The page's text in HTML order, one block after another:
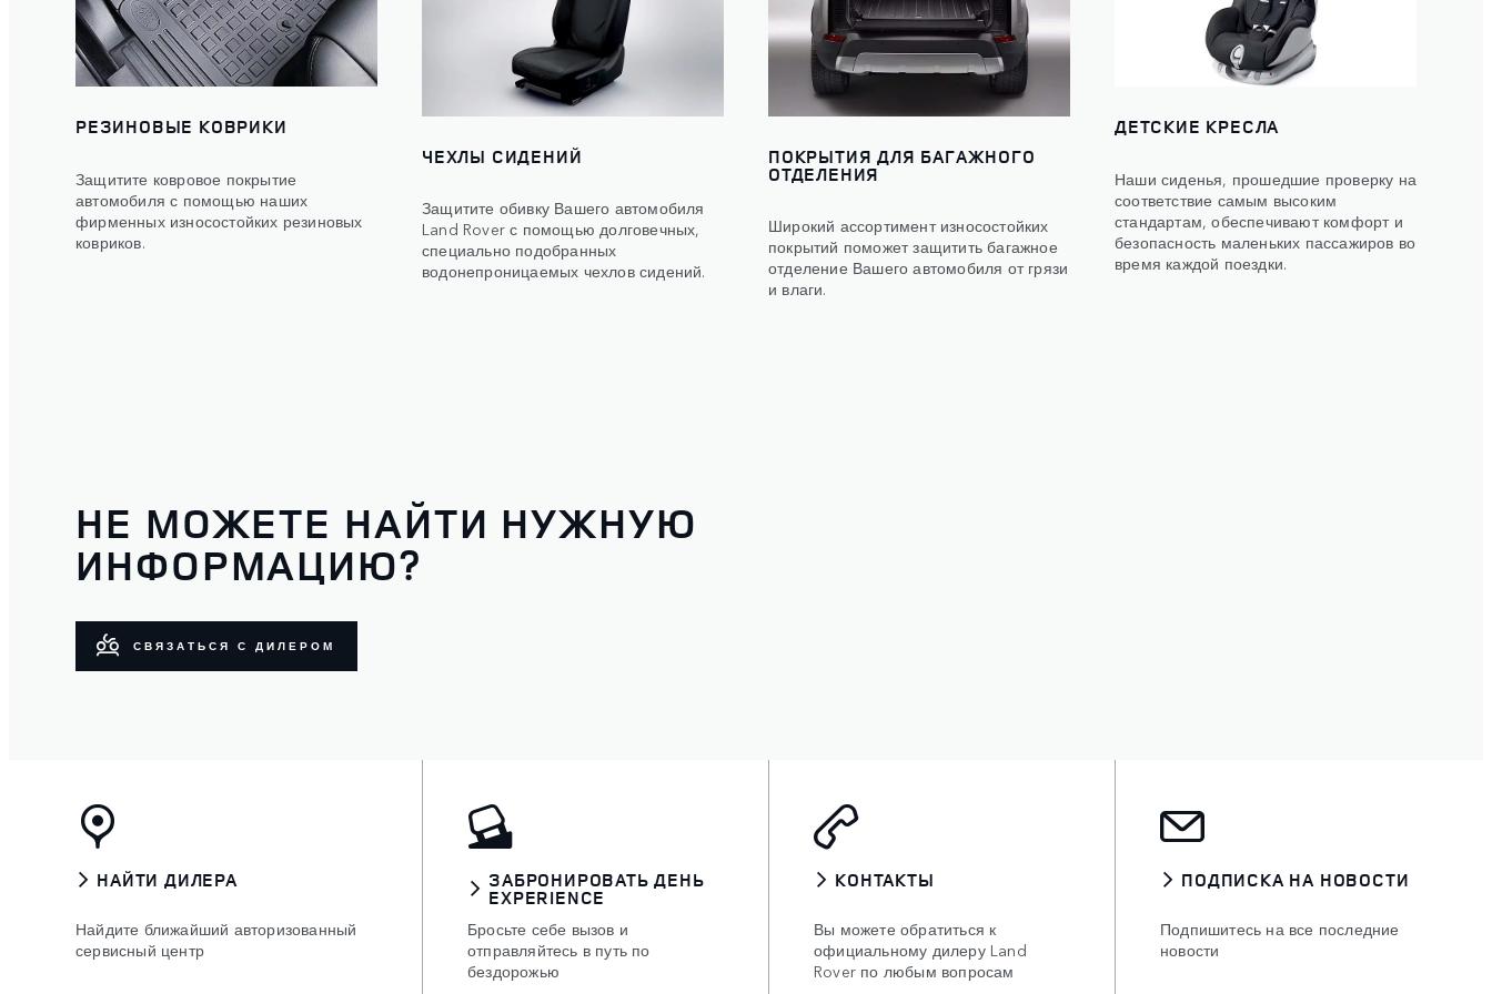
РЕЗИНОВЫЕ КОВРИКИ
Защитите ковровое покрытие
автомобиля с помощью наших
фирменных износостойких резиновых
ковриков.
ЧЕХЛЫ СИДЕНИЙ
Защитите обивку Вашего автомобиля
Land Rover с помощью долговечных,
специально подобранных
водонепроницаемых чехлов сидений.
ПОКРЫТИЯ ДЛЯ БАГАЖНОГО
ОТДЕЛЕНИЯ
Широкий ассортимент износостойких
покрытий поможет защитить багажное
отделение Вашего автомобиля от грязи
и влаги.
ДЕТСКИЕ КРЕСЛА
Наши сиденья, прошедшие проверку на
соответствие самым высоким
стандартам, обеспечивают комфорт и
безопасность маленьких пассажиров во
время каждой поездки.
НЕ МОЖЕТЕ НАЙТИ НУЖНУЮ
ИНФОРМАЦИЮ?
СВЯЗАТЬСЯ С ДИЛЕРОМ
НАЙТИ ДИЛЕРА
Найдите ближайший авторизованный
сервисный центр
ЗАБРОНИРОВАТЬ ДЕНЬ
EXPERIENCE
Бросьте себе вызов и
отправляйтесь в путь по
бездорожью
КОНТАКТЫ
Вы можете обратиться к
официальному дилеру Land
Rover по любым вопросам
ПОДПИСКА НА НОВОСТИ
Подпишитесь на все последние
новости